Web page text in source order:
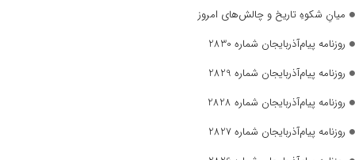
میانِ شکوهِ تاریخ و چالش‌های امروز
روزنامه پیام‌آذربایجان شماره 2830
روزنامه پیام‌آذربایجان شماره 2829
روزنامه پیام‌آذربایجان شماره 2828
روزنامه پیام‌آذربایجان شماره 2827